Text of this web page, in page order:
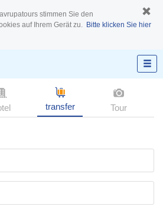
stimmen Sie den
auf Ihrem Gerät zu. Bitte klicken Sie hier
transfer Tour